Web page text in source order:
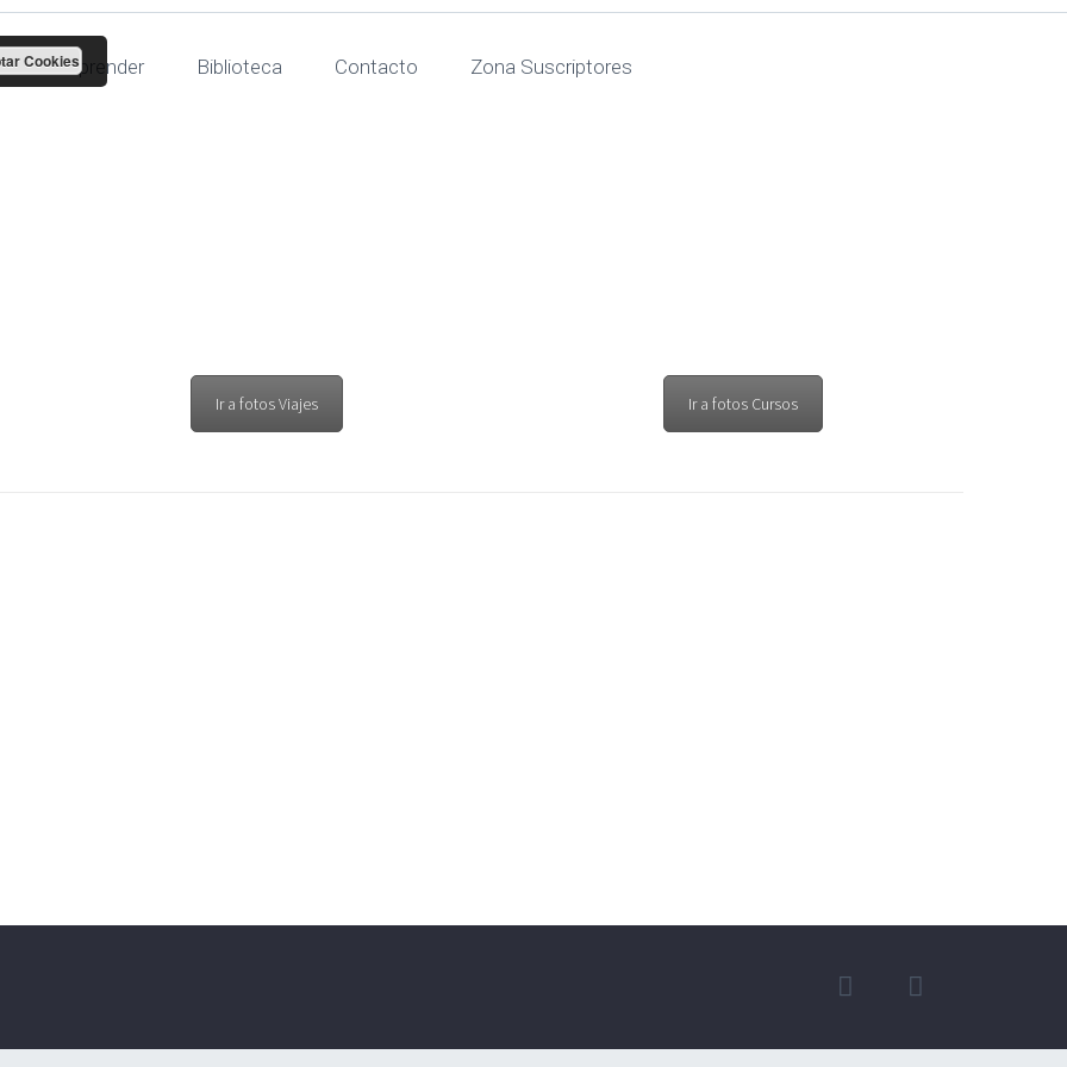
Para aprender Biblioteca Contacto Zona Suscriptores
Ir a fotos Viajes Ir a fotos Cursos
Cookies